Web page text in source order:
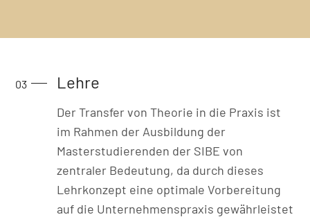
Lehre
Der Transfer von Theorie in die Praxis ist
im Rahmen der Ausbildung der
Masterstudierenden der SIBE von
zentraler Bedeutung, da durch dieses
Lehrkonzept eine optimale Vorbereitung
auf die Unternehmenspraxis gewährleistet